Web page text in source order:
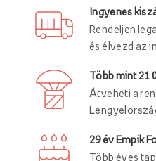
Ingyenes
Rendeljen
és élvezd az
Több mint 21
Átveheti a
29 év Empik
Több éves